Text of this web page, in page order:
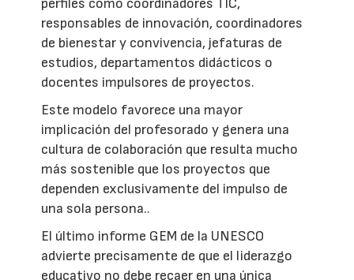
perfiles como coordinadores TIC,
responsables de innovación, coordinadores
de bienestar y convivencia, jefaturas de
estudios, departamentos didácticos o
docentes impulsores de proyectos.
Este modelo favorece una mayor
implicación del profesorado y genera una
cultura de colaboración que resulta mucho
más sostenible que los proyectos que
dependen exclusivamente del impulso de
una sola persona..
El último informe GEM de la UNESCO
advierte precisamente de que el liderazgo
educativo no debe recaer en una única